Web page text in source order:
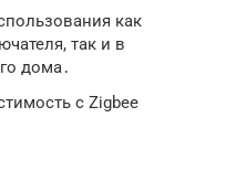
как
так и в
дома․
с Zigbee